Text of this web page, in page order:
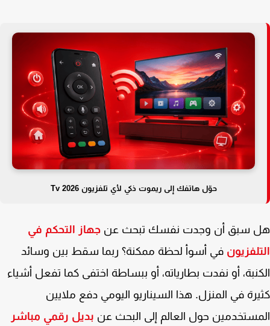
حوّل هاتفك إلى ريموت ذكي لأي تلفزيون 2026 Tv
سبق أن وجدت نفسك تبحث عنجهاز التحكم في
في أسوأ لحظة ممكنة؟ ربما سقط بين وسائد
أو نفدت بطارياته، أو ببساطة اختفى كما تفعل أشياء
في المنزل. هذا السيناريو اليومي دفع ملايين
حول العالم إلى البحث عنبديل رقمي مباشر